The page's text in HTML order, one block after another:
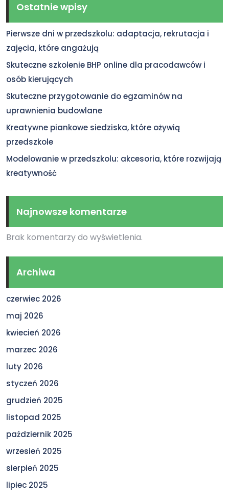
Ostatnie wpisy
Pierwsze dni w przedszkolu: adaptacja, rekrutacja i
zajęcia, które angażują
Skuteczne szkolenie BHP online dla pracodawców i
osób kierujących
Skuteczne przygotowanie do egzaminów na
uprawnienia budowlane
Kreatywne piankowe siedziska, które ożywią
przedszkole
Modelowanie w przedszkolu: akcesoria, które rozwijają
kreatywność
Najnowsze komentarze
Brak komentarzy do wyświetlenia.
Archiwa
czerwiec 2026
maj 2026
kwiecień 2026
marzec 2026
luty 2026
styczeń 2026
grudzień 2025
listopad 2025
październik 2025
wrzesień 2025
sierpień 2025
lipiec 2025